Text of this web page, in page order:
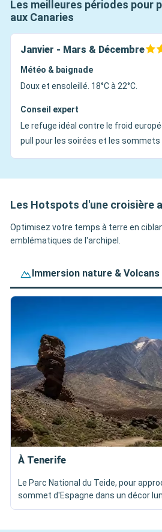
Les meilleures périodes pour
aux Canaries
Janvier - Mars & Décembre
Météo & baignade
Doux et ensoleillé. 18°C à 22°C.
Conseil expert
Le refuge idéal contre le froid
pull pour les soirées et les sommets
Les Hotspots d'une croisière
Optimisez votre temps à terre en
emblématiques de l'archipel.
Immersion nature & Volcans
À Tenerife
Le Parc National du Teide, pour
sommet d'Espagne dans un décor